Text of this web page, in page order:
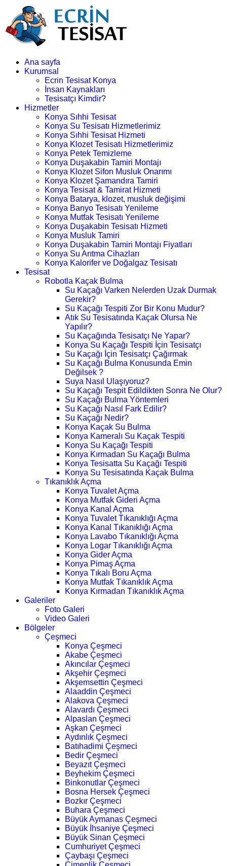
Ana sayfa
Kurumsal
Ecrin Tesisat Konya
İnsan Kaynakları
Tesisatçı Kimdir?
Hizmetler
Konya Sıhhi Tesisat
Konya Su Tesisatı Hizmetlerimiz
Konya Sıhhi Tesisat Hizmeti
Konya Klozet Tesisatı Hizmetlerimiz
Konya Petek Temizleme
Konya Duşakabin Tamiri Montajı
Konya Klozet Sifon Musluk Onarımı
Konya Klozet Şamandıra Tamiri
Konya Tesisat & Tamirat Hizmeti
Konya Batarya, klozet, musluk değişimi
Konya Banyo Tesisatı Yenileme
Konya Mutfak Tesisatı Yenileme
Konya Duşakabin Tesisatı Hizmeti
Konya Musluk Tamiri
Konya Duşakabin Tamiri Montajı Fiyatları
Konya Su Arıtma Cihazları
Konya Kalorifer ve Doğalgaz Tesisatı
Tesisat
Robotla Kaçak Bulma
Su Kaçağı Varken Nelerden Uzak Durmak
Gerekir?
Su Kaçağı Tespiti Zor Bir Konu Mudur?
Atık Su Tesisatında Kaçak Olursa Ne
Yapılır?
Su Kaçağında Tesisatçı Ne Yapar?
Konya Su Kaçağı Tespiti İçin Tesisatçı
Su Kaçağı İçin Tesisatçı Çağırmak
Su Kaçağı Bulma Konusunda Emin
Değilsek ?
Suya Nasıl Ulaşıyoruz?
Su Kaçağı Tespit Edildikten Sonra Ne Olur?
Su Kaçağı Bulma Yöntemleri
Su Kaçağı Nasıl Fark Edilir?
Su Kaçağı Nedir?
Konya Kaçak Su Bulma
Konya Kameralı Su Kaçak Tespiti
Konya Su Kaçağı Tespiti
Konya Kırmadan Su Kaçağı Bulma
Konya Tesisatta Su Kaçağı Tespiti
Konya Su Tesisatında Kaçak Bulma
Tıkanıklık Açma
Konya Tuvalet Açma
Konya Mutfak Gideri Açma
Konya Kanal Açma
Konya Tuvalet Tıkanıklığı Açma
Konya Kanal Tıkanıklığı Açma
Konya Lavabo Tıkanıklığı Açma
Konya Logar Tıkanıklığı Açma
Konya Gider Açma
Konya Pimaş Açma
Konya Tıkalı Boru Açma
Konya Mutfak Tıkanıklık Açma
Konya Kırmadan Tıkanıklık Açma
Galeriler
Foto Galeri
Video Galeri
Bölgeler
Çeşmeci
Konya Çeşmeci
Akabe Çeşmeci
Akıncılar Çeşmeci
Akşehir Çeşmeci
Akşemsettin Çeşmeci
Alaaddin Çeşmeci
Alakova Çeşmeci
Alavardı Çeşmeci
Alpaslan Çeşmeci
Aşkan Çeşmeci
Aydınlık Çeşmeci
Batıhadimi Çeşmeci
Bedir Çeşmeci
Beyazıt Çeşmeci
Beyhekim Çeşmeci
Binkonutlar Çeşmeci
Bosna Hersek Çeşmeci
Bozkır Çeşmeci
Buhara Çeşmeci
Büyük Aymanas Çeşmeci
Büyük İhsaniye Çeşmeci
Büyük Sinan Çeşmeci
Cumhuriyet Çeşmeci
Çaybaşı Çeşmeci